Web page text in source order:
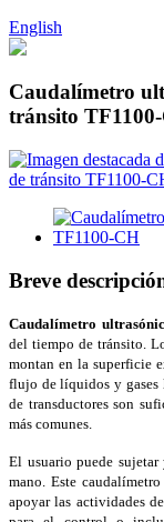
English
Caudalímetro
tránsito
Breve
Caudalímetro
del tiempo de tránsito.
montan en la superficie
flujo de líquidos y gases
de transductores son
más comunes.
El usuario puede
mano. Este
apoyar las actividades